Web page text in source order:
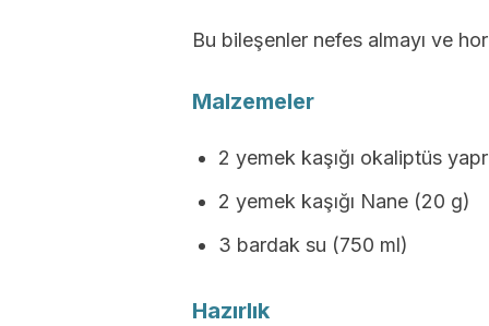
Bu bileşenler nefes almayı ve
Malzemeler
2 yemek kaşığı okaliptüs
2 yemek kaşığı Nane (20 g)
3 bardak su (750 ml)
Hazırlık